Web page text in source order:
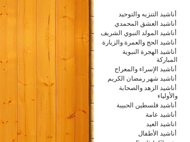
أناشيد التنزيه والتوحيد
أناشيد العشق المحمدي
أناشيد المولد النبوي الشريف
أناشيد الحج والعمرة والزيارة
أناشيد الهجرة النبوية
المباركة
أناشيد الإسراء والمعراج
أناشيد شهر رمضان الكريم
أناشيد الزهد والصحابة
والأولياء
أناشيد فلسطين الحبيبة
أناشيد عامة
اناشيد العيد
أناشيد الأطفال